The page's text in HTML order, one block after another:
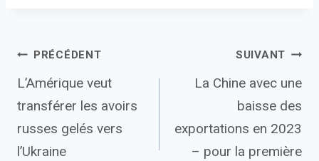
Navigation
de
l’article
PRÉCÉDENT
L’Amérique veut
transférer les avoirs
russes gelés vers
l’Ukraine
SUIVANT
La Chine avec une
baisse des
exportations en 2023
– pour la première